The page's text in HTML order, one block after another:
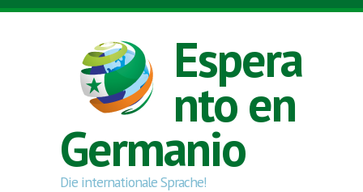
Skip to main content
Espera
nto en
Germanio
Die internationale Sprache!